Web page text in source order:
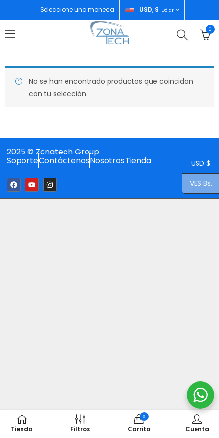
Seleccione una moneda USD, $ Dólar
0
No se han encontrado productos que coincidan
con tu selección.
2025 © Zonatech Group
SoporteContáctenosNosotrosTienda
Tienda Filtros
0
Carrito Cuenta
USD $
VES Bs.